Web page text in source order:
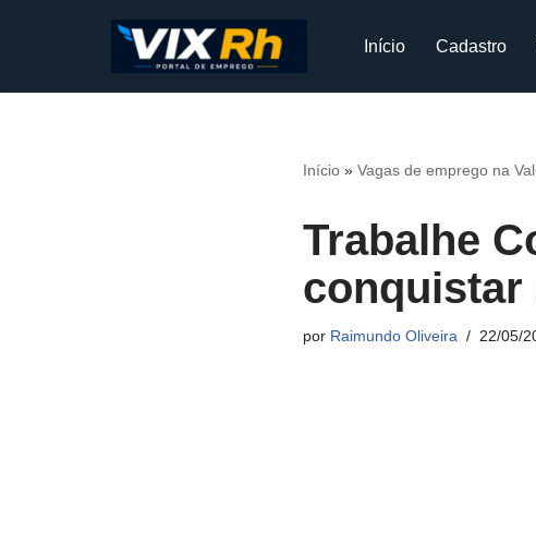
para
Início Cadastro
Início» Vagas de emprego na
Trabalhe
conquistar
por Raimundo Oliveira 22/05/